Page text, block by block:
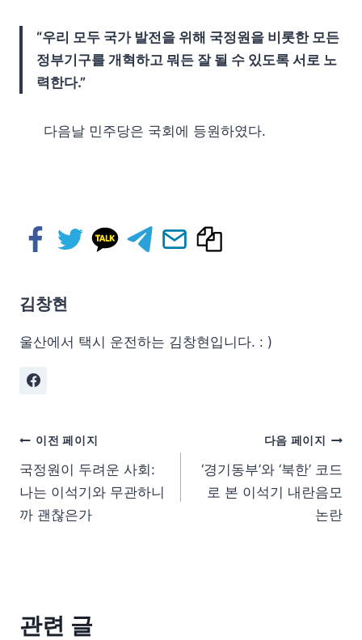
“우리 모두 국가 발전을 위해 국정원을 비롯한 모든
정부기구를 개혁하고 뭐든 잘 될 수 있도록 서로 노
력한다.”
다음날 민주당은 국회에 등원하였다.
김창현
울산에서 택시 운전하는 김창현입니다. : )
이전 페이지
국정원이 두려운 사회:
나는 이석기와 무관하니
까 괜찮은가
다음 페이지
‘경기동부’와 ‘북한’ 코드
로 본 이석기 내란음모
논란
관련 글